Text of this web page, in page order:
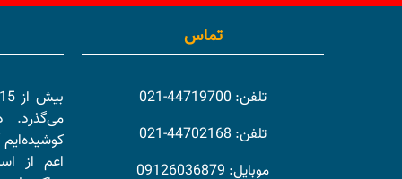
تماس
تلفن: 44719700-021
تلفن: 44702168-021
موبایل: 09126036879
می‌گذرد.
اعم از